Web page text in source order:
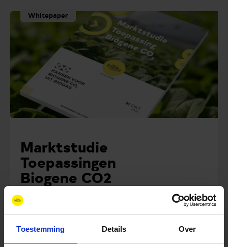
Toestemming Details Over
Whitepaper
Marktstudie
Toepassingen
Biogene CO2
Meer informatie
Rapport